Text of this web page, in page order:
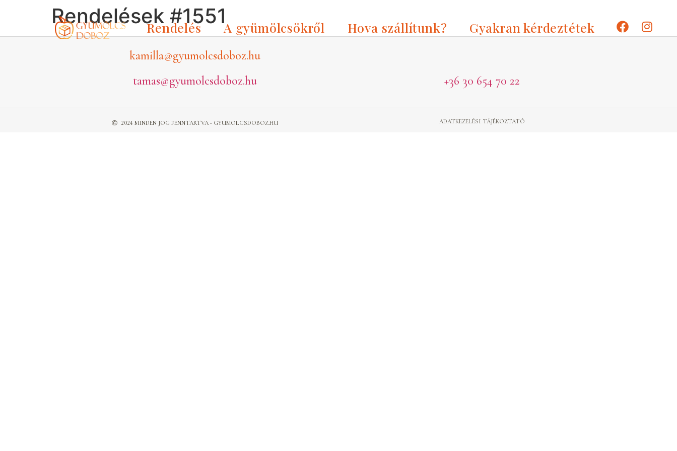
Rendelés A gyümölcsökről Hova szállítunk? Gyakran kérdeztétek
Rendelések #1551
kamilla@gyumolcsdoboz.hu
tamas@gyumolcsdoboz.hu
+36 30 654 70 22
2024 MINDEN JOG FENNTARTVA - GYUMOLCSDOBOZ.HU ADATKEZELÉSI TÁJÉKOZTATÓ